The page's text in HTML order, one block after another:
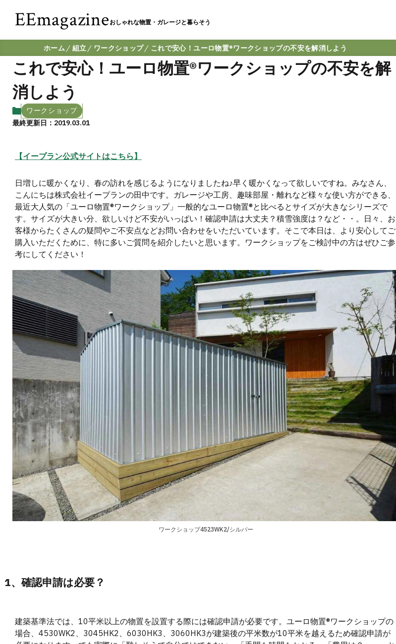
EEmagazine おしゃれな物置・ガレージと暮らそう
ホーム 組立 ワークショップ これで安心！ユーロ物置®️ワークショップの不安を解消しよう
これで安心！ユーロ物置®️ワークショップの不安を解
消しよう
ワークショップ
最終更新日：2019.03.01
【イープラン公式サイトはこちら】
日増しに暖かくなり、春の訪れを感じるようになりましたね♪早く暖かくなって欲しいですね。みなさん、
こんにちは株式会社イープランの田中です。ガレージや工房、趣味部屋・離れなど様々な使い方ができる、
最近大人気の「ユーロ物置®️ワークショップ」一般的なユーロ物置®️と比べるとサイズが大きなシリーズで
す。サイズが大きい分、欲しいけど不安がいっぱい！確認申請は大丈夫？積雪強度は？など・・。日々、お
客様からたくさんの疑問やご不安点などお問い合わせをいただいています。そこで本日は、より安心してご
購入いただくために、特に多いご質問を紹介したいと思います。ワークショップをご検討中の方はぜひご参
考にしてください！
ワークショップ4523WK2/シルバー
1、確認申請は必要？
建築基準法では、10平米以上の物置を設置する際には確認申請が必要です。ユーロ物置®ワークショップの
場合、4530WK2、3045HK2、6030HK3、3060HK3が建築後の平米数が10平米を越えるため確認申請が